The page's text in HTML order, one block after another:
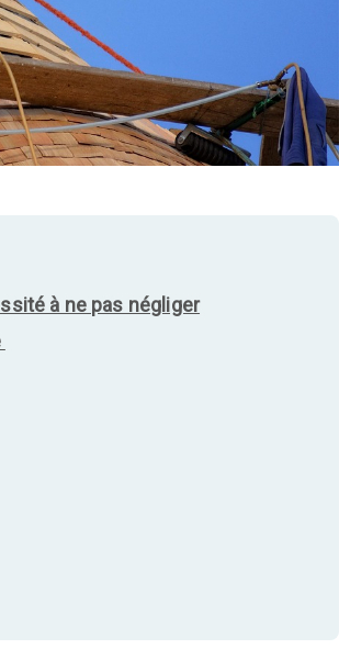
à ne pas négliger